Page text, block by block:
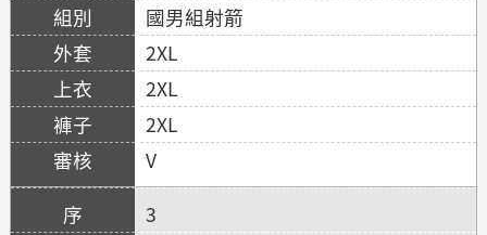
國男組射箭
2XL
2XL
2XL
V
3